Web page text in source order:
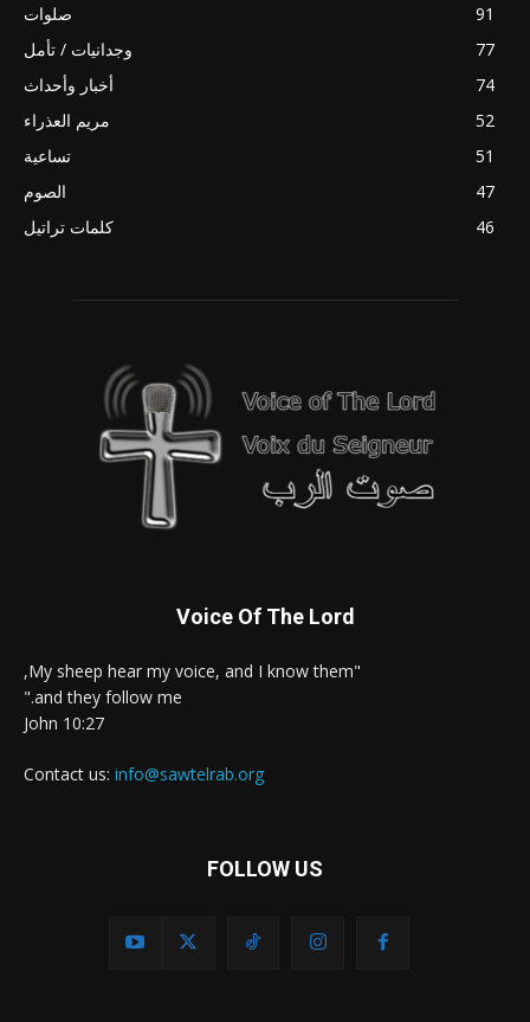
صلوات
91
وجدانيات / تأمل
77
أخبار وأحداث
74
مريم العذراء
52
تساعية
51
الصوم
47
كلمات تراتيل
46
Voice Of The Lord
"My sheep hear my voice, and I know them,
and they follow me."
John 10:27
Contact us: info@sawtelrab.org
FOLLOW US